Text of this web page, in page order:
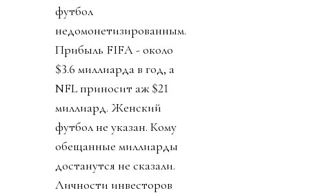
футбол
недомонетизированным.
Прибыль FIFA - около
$3.6 миллиарда в год, а
NFL приносит аж $21
миллиард. Женский
футбол не указан. Кому
обещанные миллиарды
достанутся не сказали.
Личности инвесторов